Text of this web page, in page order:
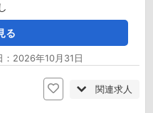
る
2026年10月31日
関連求人